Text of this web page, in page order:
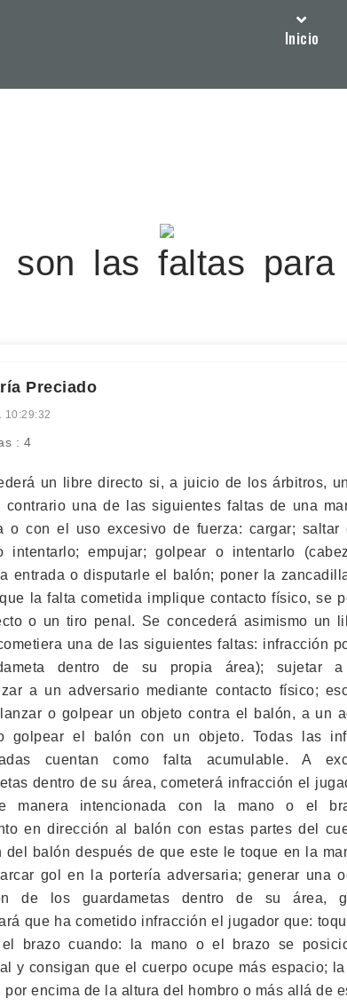
Inicio
son las faltas
Preciado
10:29:32
: 4
un libre directo si, a juicio de los árbitros,
contrario una de las siguientes faltas de una
o con el uso excesivo de fuerza: cargar; saltar
intentarlo; empujar; golpear o intentarlo
entrada o disputarle el balón; poner la
la falta cometida implique contacto físico, se
o un tiro penal. Se concederá asimismo un
una de las siguientes faltas: infracción
dentro de su propia área); sujetar a
a un adversario mediante contacto físico;
o golpear un objeto contra el balón, a un
golpear el balón con un objeto. Todas las
cuentan como falta acumulable. A
dentro de su área, cometerá infracción el
manera intencionada con la mano o el
en dirección al balón con estas partes del
del balón después de que este le toque en la
gol en la portería adversaria; generar una
de los guardametas dentro de su área,
que ha cometido infracción el jugador que:
brazo cuando: la mano o el brazo se
y consigan que el cuerpo ocupe más espacio;
por encima de la altura del hombro o más allá de